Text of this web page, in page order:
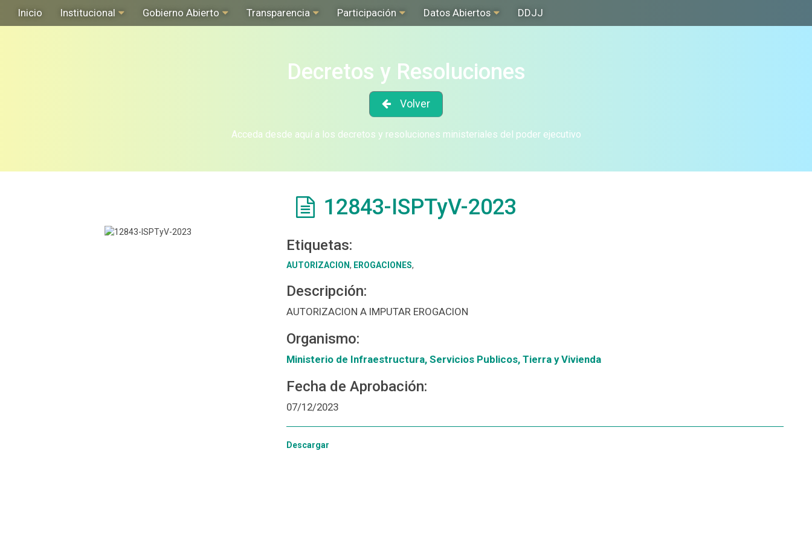
Inicio Institucional Gobierno Abierto Transparencia Participación Datos Abiertos DDJJ
Decretos y Resoluciones
Volver
Acceda desde aquí a los decretos y resoluciones ministeriales del poder ejecutivo
12843-ISPTyV-2023
Etiquetas:
AUTORIZACION, EROGACIONES,
Descripción:
AUTORIZACION A IMPUTAR EROGACION
Organismo:
Ministerio de Infraestructura, Servicios Publicos, Tierra y Vivienda
Fecha de Aprobación:
07/12/2023
Descargar